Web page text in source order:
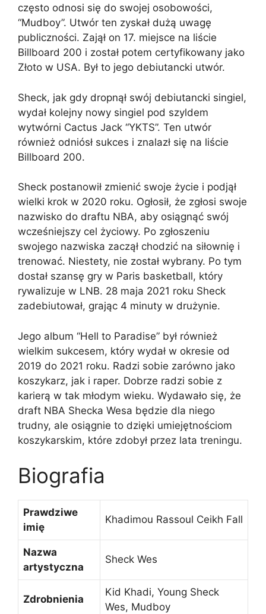
często odnosi się do swojej osobowości,
“Mudboy”. Utwór ten zyskał dużą uwagę
publiczności. Zajął on 17. miejsce na liście
Billboard 200 i został potem certyfikowany jako
Złoto w USA. Był to jego debiutancki utwór.
Sheck, jak gdy dropnął swój debiutancki singiel,
wydał kolejny nowy singiel pod szyldem
wytwórni Cactus Jack “YKTS”. Ten utwór
również odniósł sukces i znalazł się na liście
Billboard 200.
Sheck postanowił zmienić swoje życie i podjął
wielki krok w 2020 roku. Ogłosił, że zgłosi swoje
nazwisko do draftu NBA, aby osiągnąć swój
wcześniejszy cel życiowy. Po zgłoszeniu
swojego nazwiska zaczął chodzić na siłownię i
trenować. Niestety, nie został wybrany. Po tym
dostał szansę gry w Paris basketball, który
rywalizuje w LNB. 28 maja 2021 roku Sheck
zadebiutował, grając 4 minuty w drużynie.
Jego album “Hell to Paradise” był również
wielkim sukcesem, który wydał w okresie od
2019 do 2021 roku. Radzi sobie zarówno jako
koszykarz, jak i raper. Dobrze radzi sobie z
karierą w tak młodym wieku. Wydawało się, że
draft NBA Shecka Wesa będzie dla niego
trudny, ale osiągnie to dzięki umiejętnościom
koszykarskim, które zdobył przez lata treningu.
Biografia
Prawdziwe
imię
Khadimou Rassoul Ceikh Fall
Nazwa
artystyczna
Sheck Wes
Zdrobnienia
Kid Khadi, Young Sheck
Wes, Mudboy